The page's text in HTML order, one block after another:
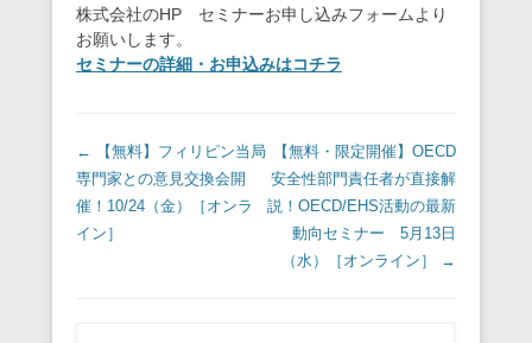
株式会社のHP セミナーお申し込みフォームより
お願いします。
セミナーの詳細・お申込みはコチラ
投稿ナビゲーション
←
【無料】フィリピン当局
専門家との意見交換会開
催！10/24（金）［オンラ
イン］
【無料・限定開催】OECD
安全性部門責任者が直接解
説！OECD/EHS活動の最新
動向セミナー 5月13日
（水）［オンライン］
→